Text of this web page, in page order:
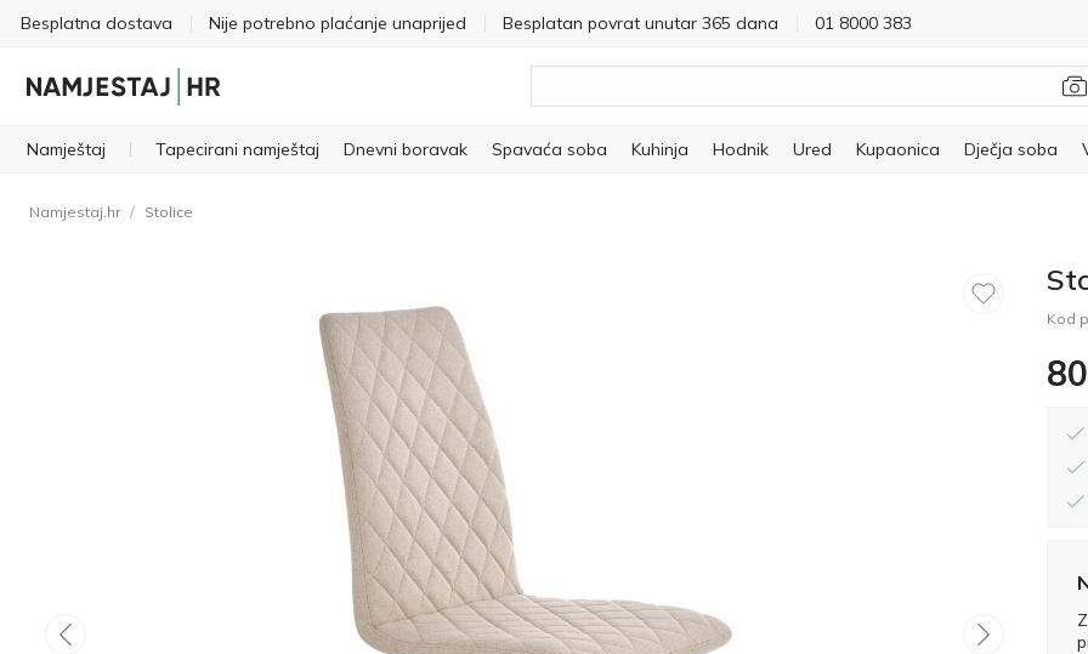
Besplatna dostava Nije potrebno plaćanje unaprijed Besplatan povrat unutar 365 dana 01 8000 383
Namještaj Tapecirani namještaj Dnevni boravak Spavaća soba Kuhinja Hodnik Ured Kupaonica Dječja soba
Namjestaj.hr / Stolice
Kod
80